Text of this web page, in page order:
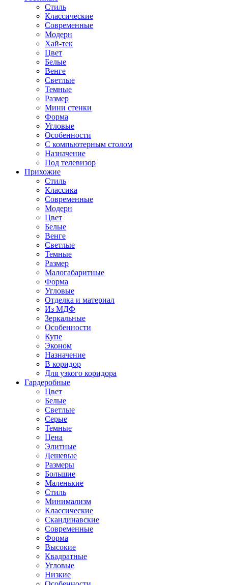
Стиль
Классические
Современные
Модерн
Хай-тек
Цвет
Белые
Венге
Светлые
Темные
Размер
Мини стенки
Форма
Угловые
Особенности
С компьютерным столом
Назначение
Под телевизор
Прихожие
Стиль
Классика
Современные
Модерн
Цвет
Белые
Венге
Светлые
Темные
Размер
Малогабаритные
Форма
Угловые
Отделка и материал
Из МДФ
Зеркальные
Особенности
Купе
Эконом
Назначение
В коридор
Для узкого коридора
Гардеробные
Цвет
Белые
Светлые
Серые
Темные
Цена
Элитные
Дешевые
Размеры
Большие
Маленькие
Стиль
Минимализм
Классические
Скандинавские
Современные
Форма
Высокие
Квадратные
Угловые
Низкие